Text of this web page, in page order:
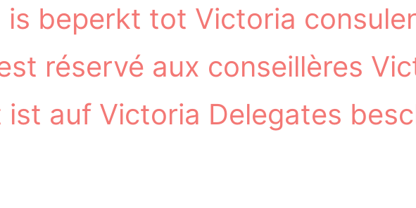
is beperkt tot Victoria
réservé aux conseillères
ist auf Victoria Delegates